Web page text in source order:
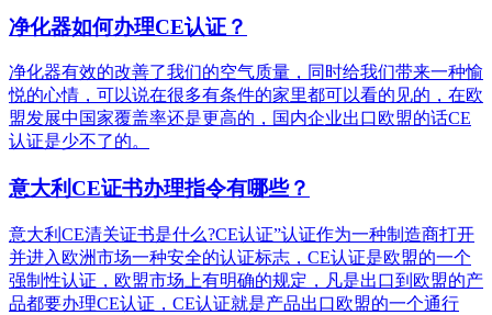
净化器如何办理CE认证？
净化器有效的改善了我们的空气质量，同时给我们带来一种愉
悦的心情，可以说在很多有条件的家里都可以看的见的，在欧
盟发展中国家覆盖率还是更高的，国内企业出口欧盟的话CE
认证是少不了的。
意大利CE证书办理指令有哪些？
意大利CE清关证书是什么?CE认证”认证作为一种制造商打开
并进入欧洲市场一种安全的认证标志，CE认证是欧盟的一个
强制性认证，欧盟市场上有明确的规定，凡是出口到欧盟的产
品都要办理CE认证，CE认证就是产品出口欧盟的一个通行